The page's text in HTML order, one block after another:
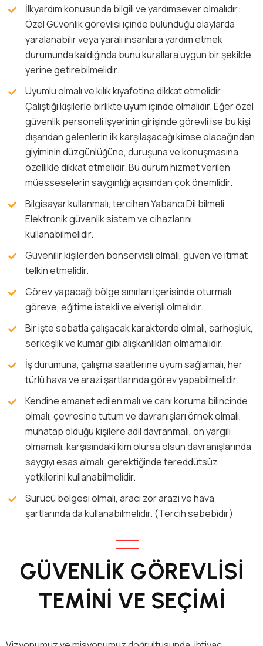
İlkyardım konusunda bilgili ve yardımsever olmalıdır:
Özel Güvenlik görevlisi içinde bulunduğu olaylarda
yaralanabilir veya yaralı insanlara yardım etmek
durumunda kaldığında bunu kurallara uygun bir şekilde
yerine getirebilmelidir.
Uyumlu olmalı ve kılık kıyafetine dikkat etmelidir:
Çalıştığı kişilerle birlikte uyum içinde olmalıdır. Eğer özel
güvenlik personeli işyerinin girişinde görevli ise bu kişi
dışarıdan gelenlerin ilk karşılaşacağı kimse olacağından
giyiminin düzgünlüğüne, duruşuna ve konuşmasına
özellikle dikkat etmelidir. Bu durum hizmet verilen
müesseselerin saygınlığı açısından çok önemlidir.
Bilgisayar kullanmalı, tercihen Yabancı Dil bilmeli,
Elektronik güvenlik sistem ve cihazlarını
kullanabilmelidir.
Güvenilir kişilerden bonservisli olmalı, güven ve itimat
telkin etmelidir.
Görev yapacağı bölge sınırları içerisinde oturmalı,
göreve, eğitime istekli ve elverişli olmalıdır.
Bir işte sebatla çalışacak karakterde olmalı, sarhoşluk,
serkeşlik ve kumar gibi alışkanlıkları olmamalıdır.
İş durumuna, çalışma saatlerine uyum sağlamalı, her
türlü hava ve arazi şartlarında görev yapabilmelidir.
Kendine emanet edilen malı ve canı koruma bilincinde
olmalı, çevresine tutum ve davranışları örnek olmalı,
muhatap olduğu kişilere adil davranmalı, ön yargılı
olmamalı, karşısındaki kim olursa olsun davranışlarında
saygıyı esas almalı, gerektiğinde tereddütsüz
yetkilerini kullanabilmelidir.
Sürücü belgesi olmalı, aracı zor arazi ve hava
şartlarında da kullanabilmelidir. (Tercih sebebidir)
GÜVENLİK GÖREVLİSİ
TEMİNİ VE SEÇİMİ